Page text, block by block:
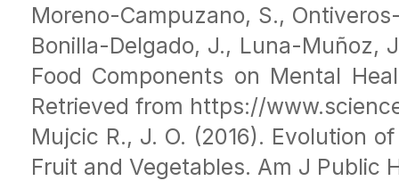
Moreno-Campuzano, S.,
Bonilla-Delgado, J., Luna-Muñoz,
Food Components on Mental
Retrieved from https://
Mujcic R., J. O. (2016). Evolution
Fruit and Vegetables. Am J Public